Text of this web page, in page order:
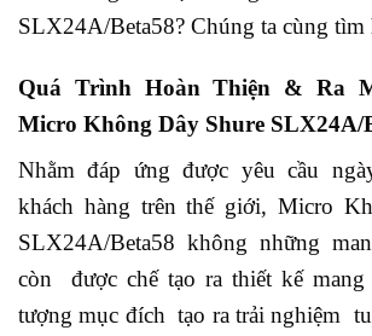
SLX24A/Beta58? Chúng ta cùng tìm
Quá Trình Hoàn Thiện & Ra
Micro Không Dây Shure SLX24A/
Nhằm đáp ứng được yêu cầu
khách hàng trên thế giới, Micro
SLX24A/Beta58 không những
còn được chế tạo ra thiết kế
tượng mục đích tạo ra trải nghiệm